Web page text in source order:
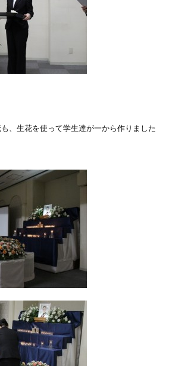
、生花を使って学生達が一から作りました